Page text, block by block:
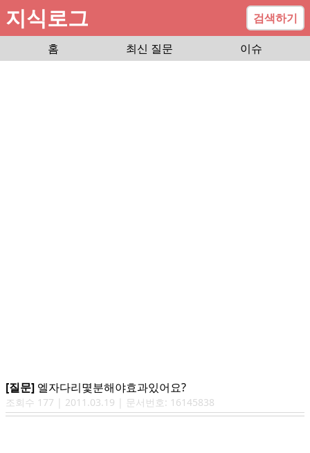
지식로그
검색하기
홈
최신 질문 이슈
[질문] 엘자다리몇분해야효과있어요?
조회수 177 | 2011.03.19 | 문서번호: 16145838